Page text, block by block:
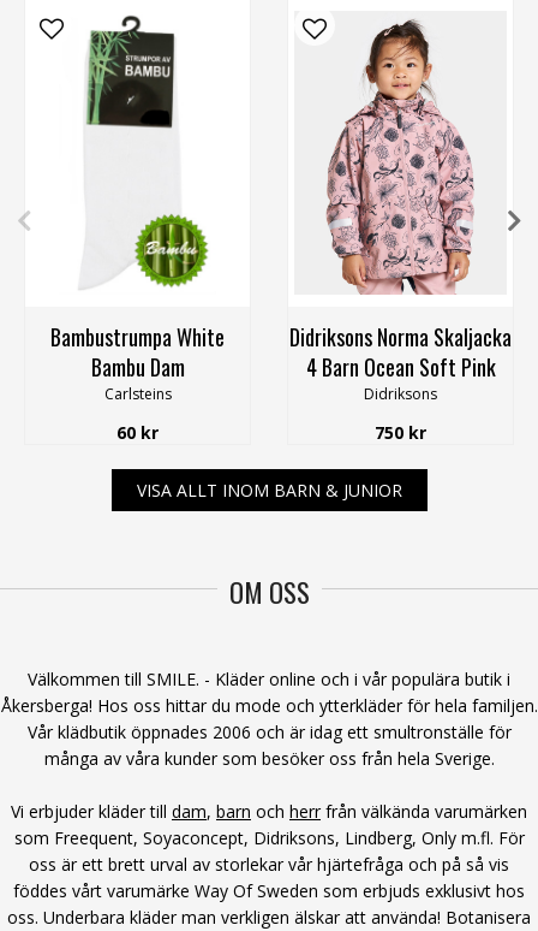
37-39 40-42
Bambustrumpa White
Bambu Dam
Carlsteins
60 kr
110 120 130 140
Didriksons Norma Skaljacka
4 Barn Ocean Soft Pink
Didriksons
750 kr
VISA ALLT INOM BARN & JUNIOR
OM OSS
Välkommen till SMILE. - Kläder online och i vår populära butik i
Åkersberga! Hos oss hittar du mode och ytterkläder för hela familjen.
Vår klädbutik öppnades 2006 och är idag ett smultronställe för
många av våra kunder som besöker oss från hela Sverige.
Vi erbjuder kläder till dam, barn och herr från välkända varumärken
som Freequent, Soyaconcept, Didriksons, Lindberg, Only m.fl. För
oss är ett brett urval av storlekar vår hjärtefråga och på så vis
föddes vårt varumärke Way Of Sweden som erbjuds exklusivt hos
oss. Underbara kläder man verkligen älskar att använda! Botanisera